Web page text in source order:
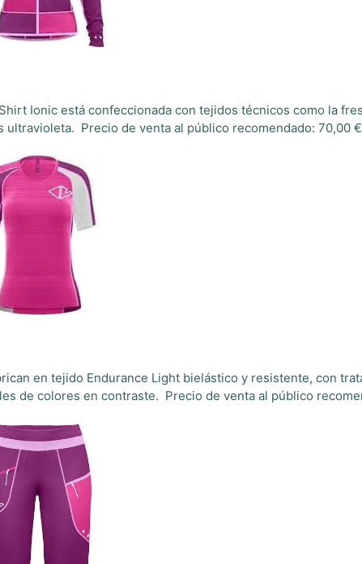
Ionic está confeccionada con tejidos técnicos como la
Precio de venta al público recomendado: 70,00
en tejido Endurance Light bielástico y resistente, con
de colores en contraste. Precio de venta al público